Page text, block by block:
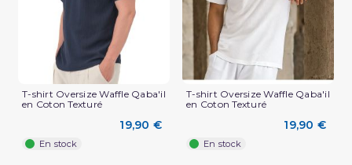
(2 avis)
T-shirt Oversize Waffle Qaba'il
en Coton Texturé
19,90 €
En stock
T-shirt Oversize Waffle Qaba'il
en Coton Texturé
19,90 €
En stock